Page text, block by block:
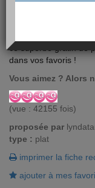
ce superbe gratin de
dans vos favoris !
Vous aimez ? Alors
(vue : 42155 fois)
proposée par
type : plat
imprimer la fiche
ajouter à mes